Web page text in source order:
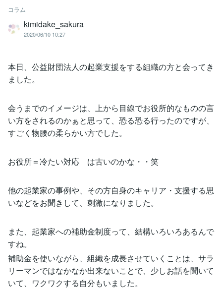
コラム
kimidake_sakura
2020/06/10 10:27
本日、公益財団法人の起業支援をする組織の方と会ってき
ました。
会うまでのイメージは、上から目線でお役所的なものの言
い方をされるのかぁと思って、恐る恐る行ったのですが、
すごく物腰の柔らかい方でした。
お役所＝冷たい対応 は古いのかな・・笑
他の起業家の事例や、その方自身のキャリア・支援する思
いなどをお聞きして、刺激になりました。
また、起業家への補助金制度って、結構いろいろあるんで
すね。
補助金を使いながら、組織を成長させていくことは、サラ
リーマンではなかなか出来ないことで、少しお話を聞いて
いて、ワクワクする自分もいました。